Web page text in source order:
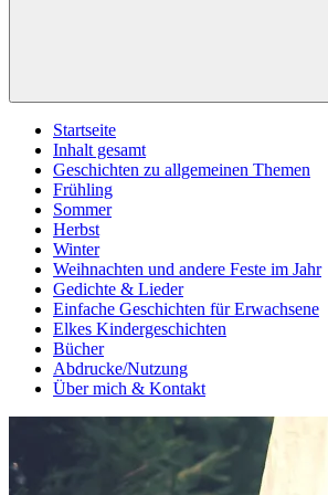
Startseite
Inhalt gesamt
Geschichten zu allgemeinen Themen
Frühling
Sommer
Herbst
Winter
Weihnachten und andere Feste im Jahr
Gedichte & Lieder
Einfache Geschichten für Erwachsene
Elkes Kindergeschichten
Bücher
Abdrucke/Nutzung
Über mich & Kontakt